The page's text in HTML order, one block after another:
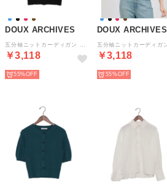
DOUX ARCHIVES
￥3,118
55%
DOUX ARCHIVES
￥3,118
55%